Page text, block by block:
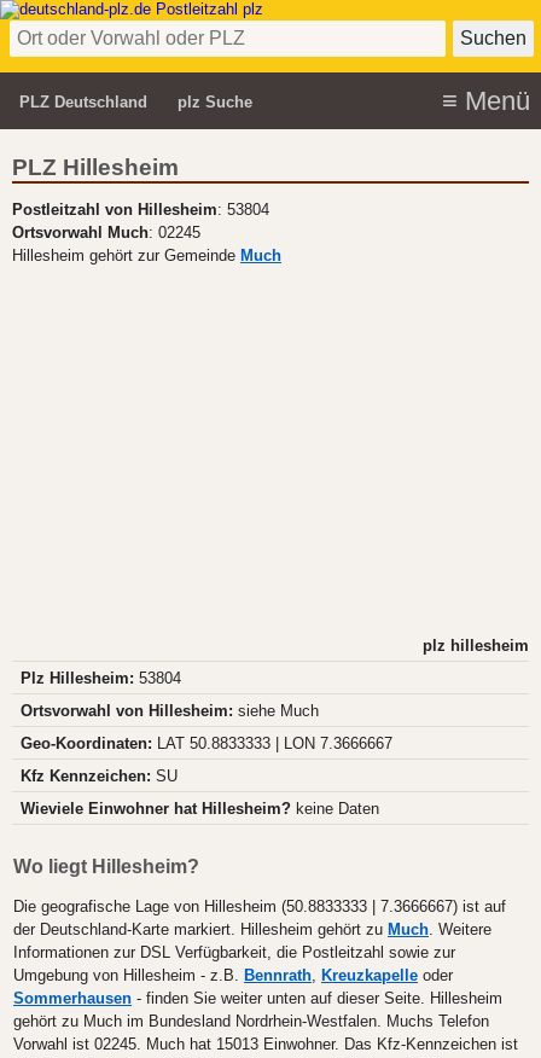
PLZ Deutschland plz Suche
PLZ Hillesheim
Postleitzahl von Hillesheim: 53804
Ortsvorwahl Much: 02245
Hillesheim gehört zur Gemeinde Much
plz hillesheim
Plz Hillesheim: 53804
Ortsvorwahl von Hillesheim: siehe Much
Geo-Koordinaten: LAT 50.8833333 | LON 7.3666667
Kfz Kennzeichen: SU
Wieviele Einwohner hat Hillesheim? keine Daten
Wo liegt Hillesheim?
Die geografische Lage von Hillesheim (50.8833333 | 7.3666667) ist auf
der Deutschland-Karte markiert. Hillesheim gehört zu Much. Weitere
Informationen zur DSL Verfügbarkeit, die Postleitzahl sowie zur
Umgebung von Hillesheim - z.B. Bennrath, Kreuzkapelle oder
Sommerhausen - finden Sie weiter unten auf dieser Seite. Hillesheim
gehört zu Much im Bundesland Nordrhein-Westfalen. Muchs Telefon
Vorwahl ist 02245. Much hat 15013 Einwohner. Das Kfz-Kennzeichen ist